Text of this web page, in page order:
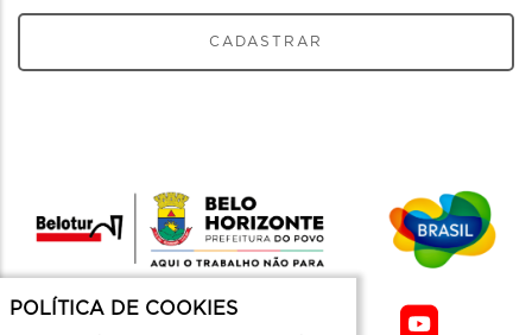
CADASTRAR
POLÍTICA DE COOKIES